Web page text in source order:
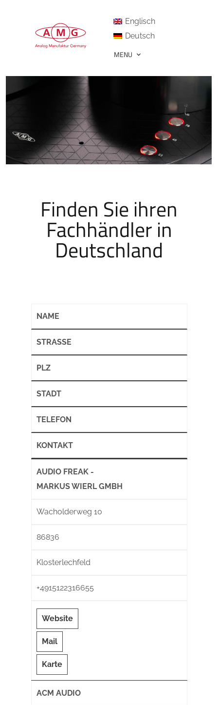
Englisch
Deutsch
MENU
Finden Sie ihren
Fachhändler in
Deutschland
NAME
STRASSE
PLZ
STADT
TELEFON
KONTAKT
AUDIO FREAK -
MARKUS WIERL GMBH
Wacholderweg 10
86836
Klosterlechfeld
+4915122316655
Website
Mail
Karte
ACM AUDIO